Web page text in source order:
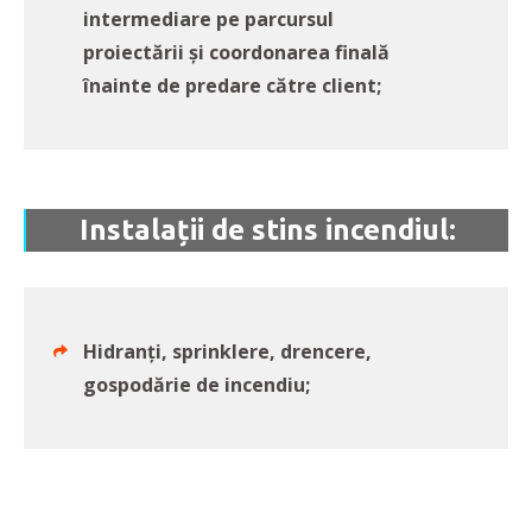
intermediare pe parcursul
proiectării și coordonarea finală
înainte de predare către client;
Instalații de stins incendiul:
Hidranți, sprinklere, drencere,
gospodărie de incendiu;